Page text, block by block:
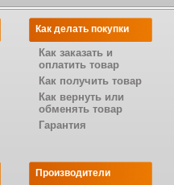
Как делать покупки
Как заказать и
оплатить товар
Как получить товар
Как вернуть или
обменять товар
Гарантия
Производители